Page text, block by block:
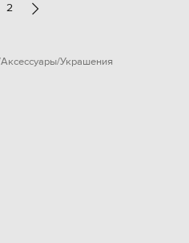
2
Аксессуары Украшения